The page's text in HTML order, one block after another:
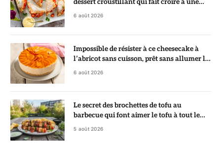
dessert croustillant qui fait croire à une
pâtisserie de chef
6 août 2026
Impossible de résister à ce cheesecake à
l’abricot sans cuisson, prêt sans allumer le
four
6 août 2026
Le secret des brochettes de tofu au
barbecue qui font aimer le tofu à tout le
monde
5 août 2026